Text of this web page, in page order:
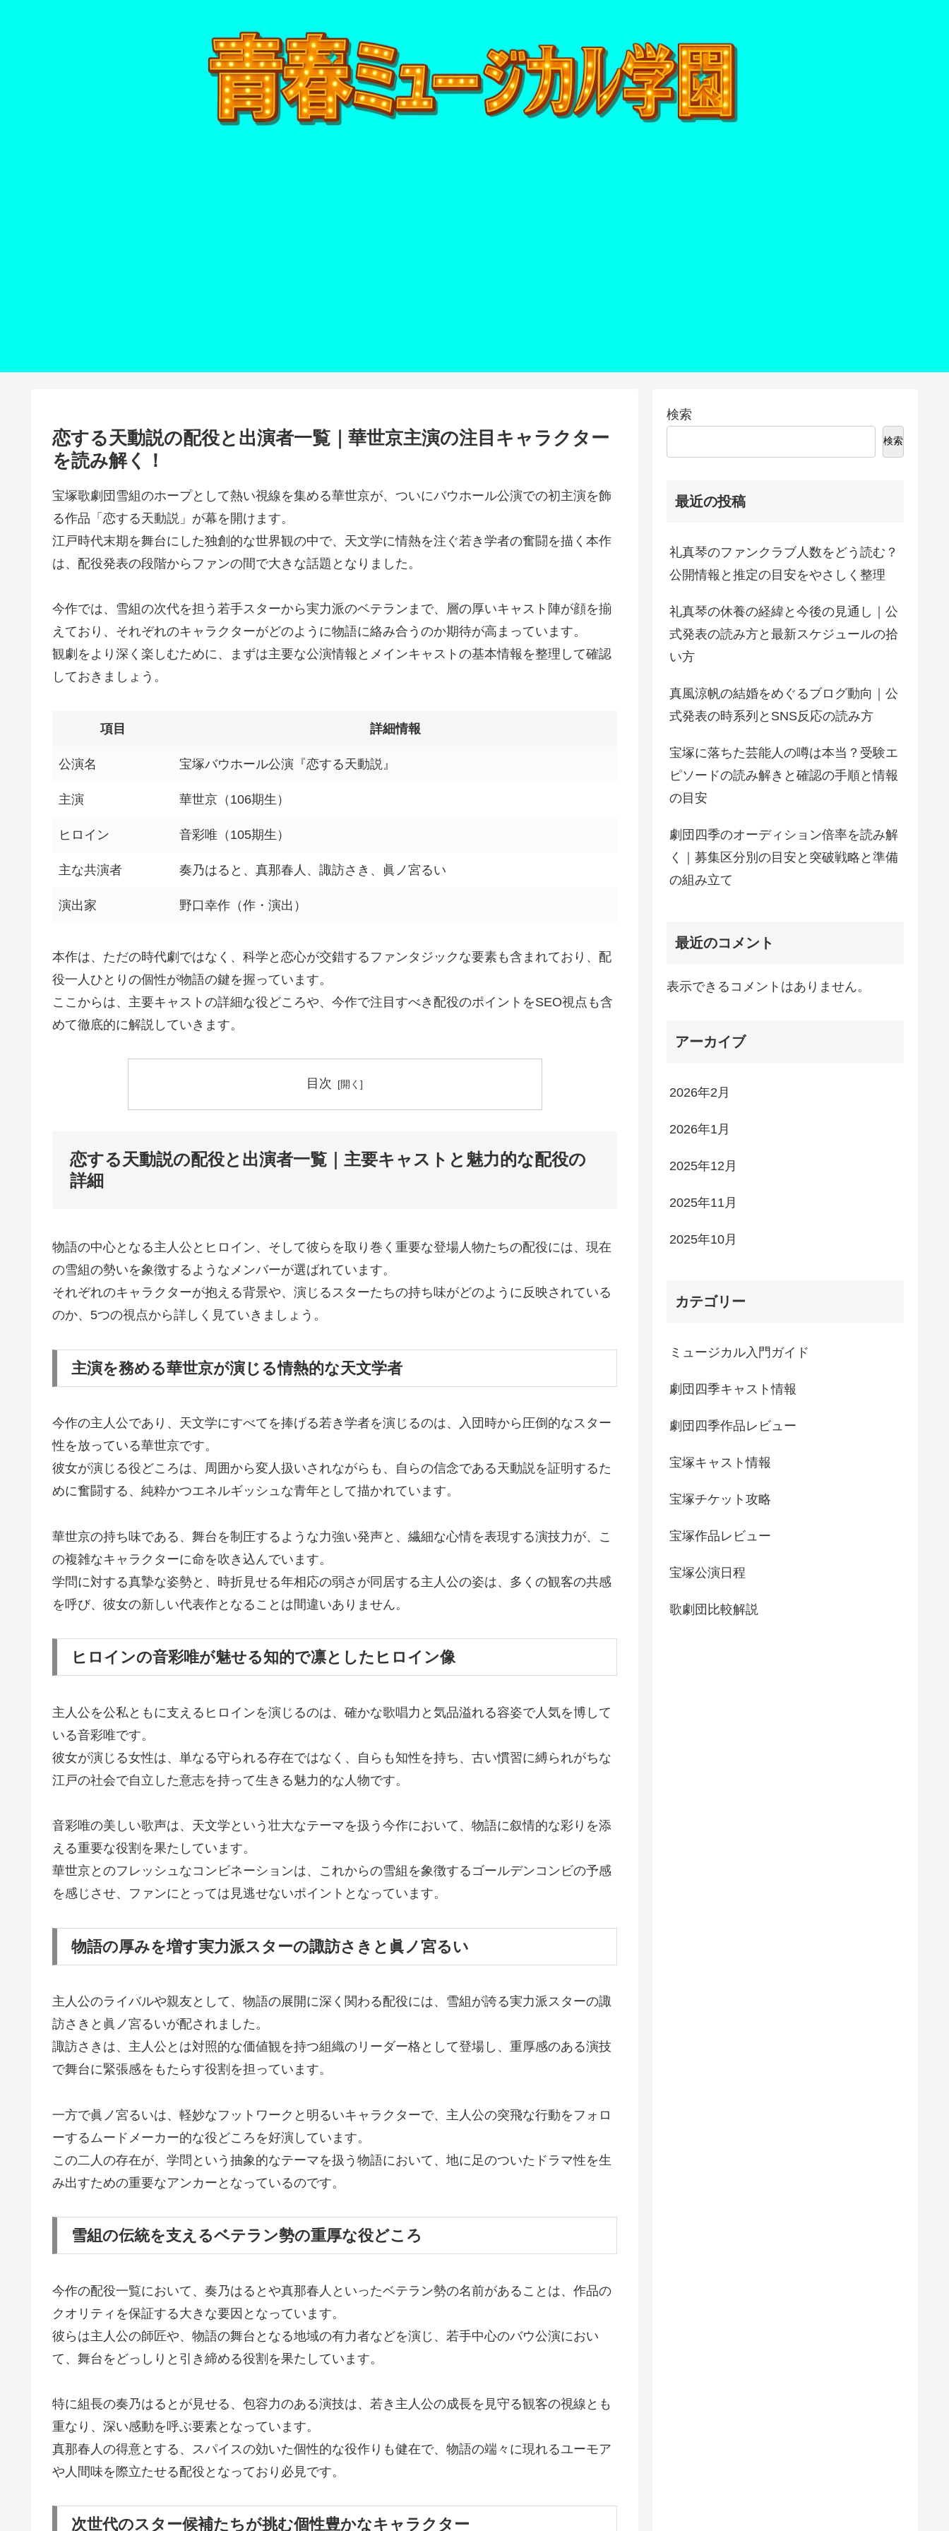
恋する天動説の配役と出演者一覧｜華世京主演の注目キャラクター
を読み解く！
宝塚歌劇団雪組のホープとして熱い視線を集める華世京が、ついにバウホール公演での初主演を飾
る作品「恋する天動説」が幕を開けます。
江戸時代末期を舞台にした独創的な世界観の中で、天文学に情熱を注ぐ若き学者の奮闘を描く本作
は、配役発表の段階からファンの間で大きな話題となりました。
今作では、雪組の次代を担う若手スターから実力派のベテランまで、層の厚いキャスト陣が顔を揃
えており、それぞれのキャラクターがどのように物語に絡み合うのか期待が高まっています。
観劇をより深く楽しむために、まずは主要な公演情報とメインキャストの基本情報を整理して確認
しておきましょう。
項目 詳細情報
公演名 宝塚バウホール公演『恋する天動説』
主演 華世京（106期生）
ヒロイン 音彩唯（105期生）
主な共演者 奏乃はると、真那春人、諏訪さき、眞ノ宮るい
演出家 野口幸作（作・演出）
本作は、ただの時代劇ではなく、科学と恋心が交錯するファンタジックな要素も含まれており、配
役一人ひとりの個性が物語の鍵を握っています。
ここからは、主要キャストの詳細な役どころや、今作で注目すべき配役のポイントをSEO視点も含
めて徹底的に解説していきます。
目次
恋する天動説の配役と出演者一覧｜主要キャストと魅力的な配役の
詳細
物語の中心となる主人公とヒロイン、そして彼らを取り巻く重要な登場人物たちの配役には、現在
の雪組の勢いを象徴するようなメンバーが選ばれています。
それぞれのキャラクターが抱える背景や、演じるスターたちの持ち味がどのように反映されている
のか、5つの視点から詳しく見ていきましょう。
主演を務める華世京が演じる情熱的な天文学者
今作の主人公であり、天文学にすべてを捧げる若き学者を演じるのは、入団時から圧倒的なスター
性を放っている華世京です。
彼女が演じる役どころは、周囲から変人扱いされながらも、自らの信念である天動説を証明するた
めに奮闘する、純粋かつエネルギッシュな青年として描かれています。
華世京の持ち味である、舞台を制圧するような力強い発声と、繊細な心情を表現する演技力が、こ
の複雑なキャラクターに命を吹き込んでいます。
学問に対する真摯な姿勢と、時折見せる年相応の弱さが同居する主人公の姿は、多くの観客の共感
を呼び、彼女の新しい代表作となることは間違いありません。
ヒロインの音彩唯が魅せる知的で凛としたヒロイン像
主人公を公私ともに支えるヒロインを演じるのは、確かな歌唱力と気品溢れる容姿で人気を博して
いる音彩唯です。
彼女が演じる女性は、単なる守られる存在ではなく、自らも知性を持ち、古い慣習に縛られがちな
江戸の社会で自立した意志を持って生きる魅力的な人物です。
音彩唯の美しい歌声は、天文学という壮大なテーマを扱う今作において、物語に叙情的な彩りを添
える重要な役割を果たしています。
華世京とのフレッシュなコンビネーションは、これからの雪組を象徴するゴールデンコンビの予感
を感じさせ、ファンにとっては見逃せないポイントとなっています。
物語の厚みを増す実力派スターの諏訪さきと眞ノ宮るい
主人公のライバルや親友として、物語の展開に深く関わる配役には、雪組が誇る実力派スターの諏
訪さきと眞ノ宮るいが配されました。
諏訪さきは、主人公とは対照的な価値観を持つ組織のリーダー格として登場し、重厚感のある演技
で舞台に緊張感をもたらす役割を担っています。
一方で眞ノ宮るいは、軽妙なフットワークと明るいキャラクターで、主人公の突飛な行動をフォロ
ーするムードメーカー的な役どころを好演しています。
この二人の存在が、学問という抽象的なテーマを扱う物語において、地に足のついたドラマ性を生
み出すための重要なアンカーとなっているのです。
雪組の伝統を支えるベテラン勢の重厚な役どころ
今作の配役一覧において、奏乃はるとや真那春人といったベテラン勢の名前があることは、作品の
クオリティを保証する大きな要因となっています。
彼らは主人公の師匠や、物語の舞台となる地域の有力者などを演じ、若手中心のバウ公演におい
て、舞台をどっしりと引き締める役割を果たしています。
特に組長の奏乃はるとが見せる、包容力のある演技は、若き主人公の成長を見守る観客の視線とも
重なり、深い感動を呼ぶ要素となっています。
真那春人の得意とする、スパイスの効いた個性的な役作りも健在で、物語の端々に現れるユーモア
や人間味を際立たせる配役となっており必見です。
次世代のスター候補たちが挑む個性豊かなキャラクター
検索
検索
最近の投稿
礼真琴のファンクラブ人数をどう読む？
公開情報と推定の目安をやさしく整理
礼真琴の休養の経緯と今後の見通し｜公
式発表の読み方と最新スケジュールの拾
い方
真風涼帆の結婚をめぐるブログ動向｜公
式発表の時系列とSNS反応の読み方
宝塚に落ちた芸能人の噂は本当？受験エ
ピソードの読み解きと確認の手順と情報
の目安
劇団四季のオーディション倍率を読み解
く｜募集区分別の目安と突破戦略と準備
の組み立て
最近のコメント
表示できるコメントはありません。
アーカイブ
2026年2月
2026年1月
2025年12月
2025年11月
2025年10月
カテゴリー
ミュージカル入門ガイド
劇団四季キャスト情報
劇団四季作品レビュー
宝塚キャスト情報
宝塚チケット攻略
宝塚作品レビュー
宝塚公演日程
歌劇団比較解説